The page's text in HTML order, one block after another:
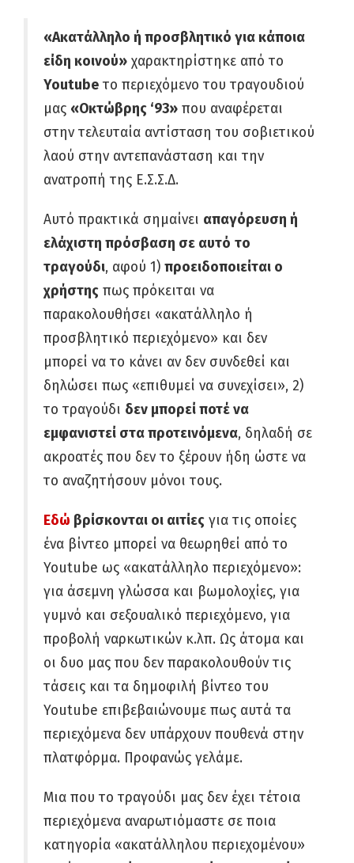
«Ακατάλληλο ή προσβλητικό για κάποια
είδη κοινού» χαρακτηρίστηκε από το
Youtube το περιεχόμενο του τραγουδιού
μας «Οκτώβρης ‘93» που αναφέρεται
στην τελευταία αντίσταση του σοβιετικού
λαού στην αντεπανάσταση και την
ανατροπή της Ε.Σ.Σ.Δ.
Αυτό πρακτικά σημαίνει απαγόρευση ή
ελάχιστη πρόσβαση σε αυτό το
τραγούδι, αφού 1) προειδοποιείται ο
χρήστης πως πρόκειται να
παρακολουθήσει «ακατάλληλο ή
προσβλητικό περιεχόμενο» και δεν
μπορεί να το κάνει αν δεν συνδεθεί και
δηλώσει πως «επιθυμεί να συνεχίσει», 2)
το τραγούδι δεν μπορεί ποτέ να
εμφανιστεί στα προτεινόμενα, δηλαδή σε
ακροατές που δεν το ξέρουν ήδη ώστε να
το αναζητήσουν μόνοι τους.
Εδώ βρίσκονται οι αιτίες για τις οποίες
ένα βίντεο μπορεί να θεωρηθεί από το
Youtube ως «ακατάλληλο περιεχόμενο»:
για άσεμνη γλώσσα και βωμολοχίες, για
γυμνό και σεξουαλικό περιεχόμενο, για
προβολή ναρκωτικών κ.λπ. Ως άτομα και
οι δυο μας που δεν παρακολουθούν τις
τάσεις και τα δημοφιλή βίντεο του
Youtube επιβεβαιώνουμε πως αυτά τα
περιεχόμενα δεν υπάρχουν πουθενά στην
πλατφόρμα. Προφανώς γελάμε.
Μια που το τραγούδι μας δεν έχει τέτοια
περιεχόμενα αναρωτιόμαστε σε ποια
κατηγορία «ακατάλληλου περιεχομένου»